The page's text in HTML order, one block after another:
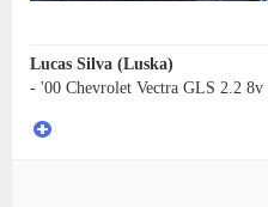
Lucas Silva (Luska)
- '00 Chevrolet Vectra GLS 2.2 8v